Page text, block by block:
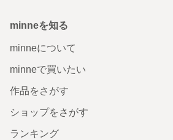
minneを知る
minneについて
minneで買いたい
作品をさがす
ショップをさがす
ランキング